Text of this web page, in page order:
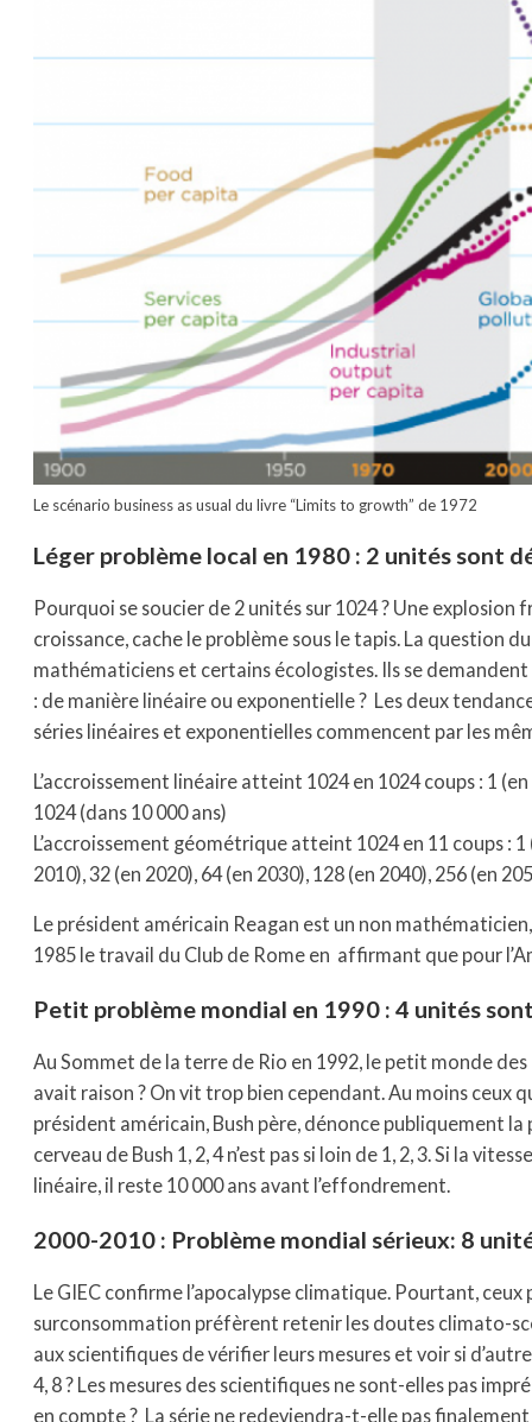
Le scénario business as usual du livre “Limits to growth” de 1972
Léger problème local en 1980 : 2 unités sont
Pourquoi se soucier de 2 unités sur 1024 ? Une
croissance, cache le problème sous le tapis. La question
mathématiciens et certains écologistes. Ils se
: de manière linéaire ou exponentielle ? Les deux
séries linéaires et exponentielles commencent par les
L’accroissement linéaire atteint 1024 en 1024 coups : 1
1024 (dans 10 000 ans)
L’accroissement géométrique atteint 1024 en 11 coups : 1
2010), 32 (en 2020), 64 (en 2030), 128 (en 2040), 256 (en
Le président américain Reagan est un non
1985 le travail du Club de Rome en affirmant que pour
Petit problème mondial en 1990 : 4 unités
Au Sommet de la terre de Rio en 1992, le petit monde
avait raison ? On vit trop bien cependant. Au moins ceux
président américain, Bush père, dénonce publiquement
cerveau de Bush 1, 2, 4 n’est pas si loin de 1, 2, 3. Si la
linéaire, il reste 10 000 ans avant l’effondrement.
2000-2010 : Problème mondial sérieux: 8
Le GIEC confirme l’apocalypse climatique. Pourtant,
surconsommation préfèrent retenir les doutes climato-
aux scientifiques de vérifier leurs mesures et voir si
4, 8 ? Les mesures des scientifiques ne sont-elles pas
en compte ? La série ne redeviendra-t-elle pas